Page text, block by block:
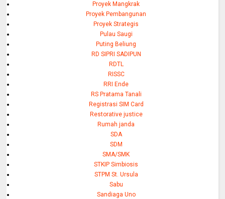
Proyek Mangkrak
Proyek Pembangunan
Proyek Strategis
Pulau Saugi
Puting Beliung
RD SIPRI SADIPUN
RDTL
RISSC
RRI Ende
RS Pratama Tanali
Registrasi SIM Card
Restorative justice
Rumah janda
SDA
SDM
SMA/SMK
STKIP Simbiosis
STPM St. Ursula
Sabu
Sandiaga Uno